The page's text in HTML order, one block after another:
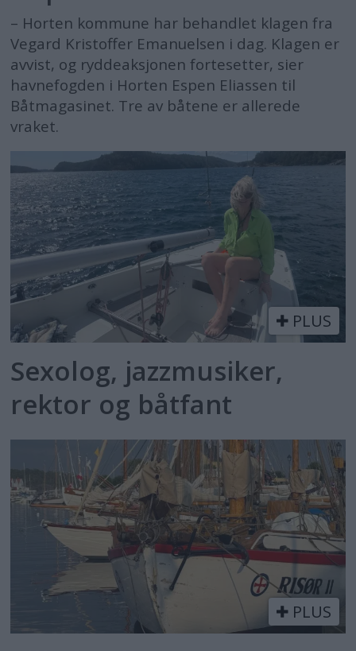
– Horten kommune har behandlet klagen fra
Vegard Kristoffer Emanuelsen i dag. Klagen er
avvist, og ryddeaksjonen fortesetter, sier
havnefogden i Horten Espen Eliassen til
Båtmagasinet. Tre av båtene er allerede
vraket.
PLUS
Sexolog, jazzmusiker,
rektor og båtfant
PLUS